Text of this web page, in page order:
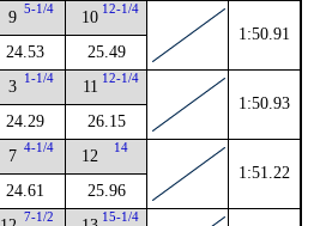
9 5-1/4
24.53
10 12-1/4
25.49
1:50.91
3 1-1/4
24.29
11 12-1/4
26.15
1:50.93
7 4-1/4
24.61
12 14
25.96
1:51.22
7-1/2 15-1/4